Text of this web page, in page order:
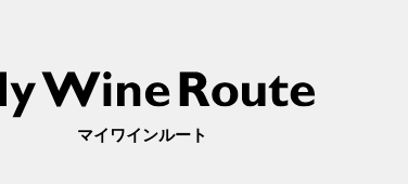
マイワインルート